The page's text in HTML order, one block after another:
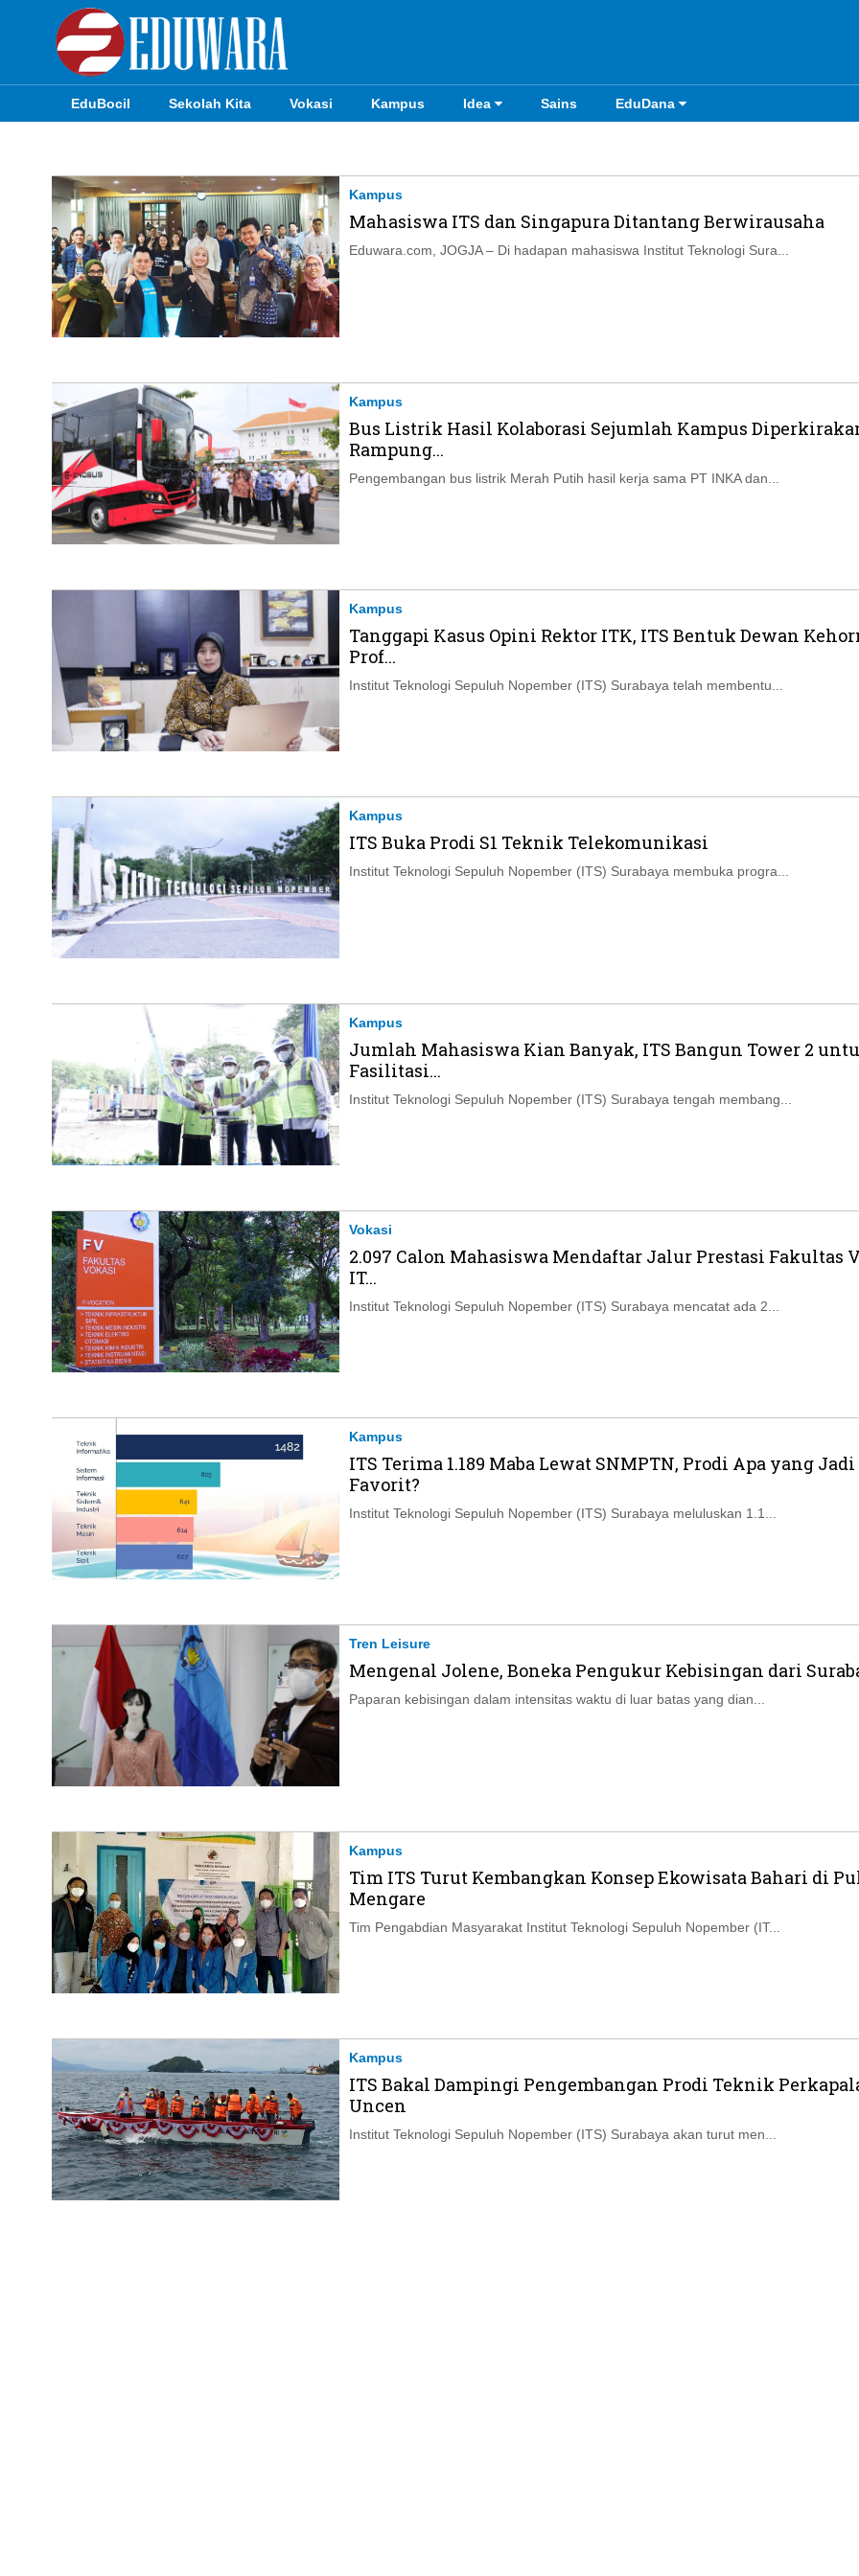
EduBocil Sekolah Kita Vokasi Kampus Idea Sains EduDana
Sekolah Kita
Vokasi
Kampus
Idea
Sains
Ikuti Kami di:
Kampus
Mahasiswa ITS dan Singapura Ditantang Berwirausaha
Eduwara.com, JOGJA – Di hadapan mahasiswa Institut Teknologi Sura...
Kampus
Bus Listrik Hasil Kolaborasi Sejumlah Kampus
Rampung...
Pengembangan bus listrik Merah Putih hasil kerja sama PT INKA dan...
Kampus
Tanggapi Kasus Opini Rektor ITK, ITS Bentuk Dewan
Prof...
Institut Teknologi Sepuluh Nopember (ITS) Surabaya telah membentu...
Kampus
ITS Buka Prodi S1 Teknik Telekomunikasi
Institut Teknologi Sepuluh Nopember (ITS) Surabaya membuka progra...
Kampus
Jumlah Mahasiswa Kian Banyak, ITS Bangun Tower 2
Fasilitasi...
Institut Teknologi Sepuluh Nopember (ITS) Surabaya tengah membang...
Vokasi
2.097 Calon Mahasiswa Mendaftar Jalur Prestasi Fakultas
IT...
Institut Teknologi Sepuluh Nopember (ITS) Surabaya mencatat ada 2...
Kampus
ITS Terima 1.189 Maba Lewat SNMPTN, Prodi Apa yang Jadi
Favorit?
Institut Teknologi Sepuluh Nopember (ITS) Surabaya meluluskan 1.1...
Tren Leisure
Mengenal Jolene, Boneka Pengukur Kebisingan dari
Paparan kebisingan dalam intensitas waktu di luar batas yang dian...
Kampus
Tim ITS Turut Kembangkan Konsep Ekowisata Bahari di
Mengare
Tim Pengabdian Masyarakat Institut Teknologi Sepuluh Nopember (IT...
Kampus
ITS Bakal Dampingi Pengembangan Prodi Teknik
Uncen
Institut Teknologi Sepuluh Nopember (ITS) Surabaya akan turut men...